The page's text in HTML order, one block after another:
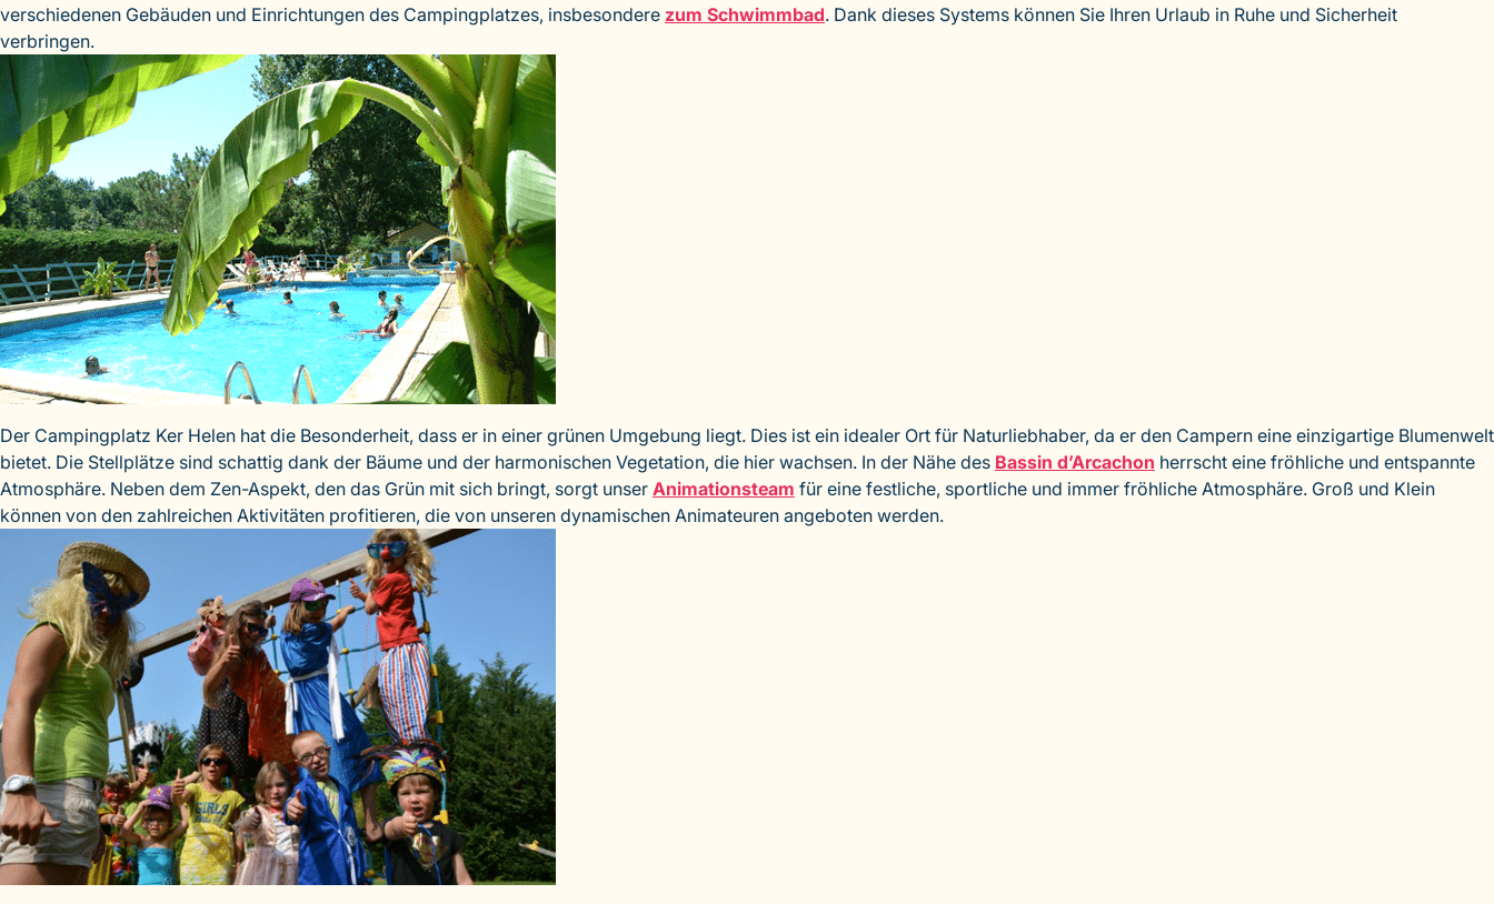
verschiedenen Gebäuden und Einrichtungen des Campingplatzes, insbesondere zum Schwimmbad. Dank dieses Systems können Sie Ihren Urlaub in Ruhe und Sicherheit
verbringen.
Der Campingplatz Ker Helen hat die Besonderheit, dass er in einer grünen Umgebung liegt. Dies ist ein idealer Ort für Naturliebhaber, da er den Campern eine einzigartige Blumenwelt
bietet. Die Stellplätze sind schattig dank der Bäume und der harmonischen Vegetation, die hier wachsen. In der Nähe des Bassin d’Arcachon herrscht eine fröhliche und entspannte
Atmosphäre. Neben dem Zen-Aspekt, den das Grün mit sich bringt, sorgt unser Animationsteam für eine festliche, sportliche und immer fröhliche Atmosphäre. Groß und Klein
können von den zahlreichen Aktivitäten profitieren, die von unseren dynamischen Animateuren angeboten werden.